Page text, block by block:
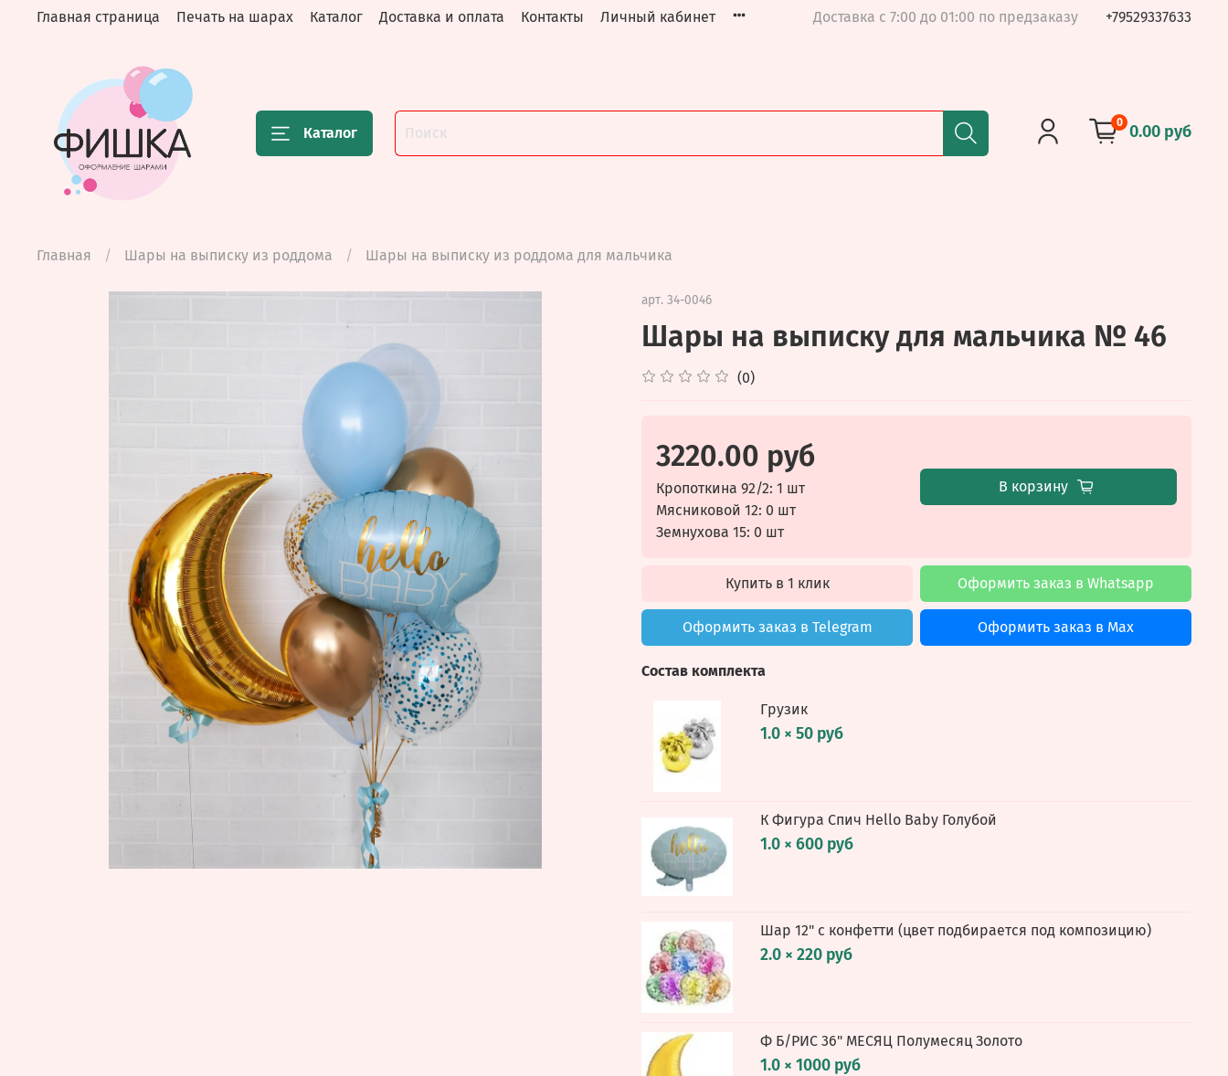
Главная страница Печать на шарах Каталог Доставка и оплата Контакты Личный кабинет Доставка с 7:00 до 01:00 по предзаказу +79529337633
Каталог
0 0.00 руб
Главная Шары на выписку из роддома Шары на выписку из роддома для мальчика
арт. 34-0046
Шары на выписку для мальчика № 46
(0)
3220.00 руб
Кропоткина 92/2: 1 шт
Мясниковой 12: 0 шт
Земнухова 15: 0 шт
В корзину
Купить в 1 клик Оформить заказ в Whatsapp
Оформить заказ в Telegram Оформить заказ в Max
Состав комплекта
Грузик
1.0 × 50 руб
К Фигура Спич Hello Baby Голубой
1.0 × 600 руб
Шар 12" с конфетти (цвет подбирается под композицию)
2.0 × 220 руб
Ф Б/РИС 36" МЕСЯЦ Полумесяц Золото
1.0 × 1000 руб